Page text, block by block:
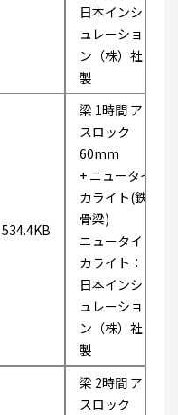
日本インシ
ュレーショ
ン（株）社
製
534.4KB
梁 1時間 ア
スロック
60mm
+ ニュータイ
カライト(鉄
骨梁)
ニュータイ
カライト：
日本インシ
ュレーショ
ン（株）社
製
梁 2時間 ア
スロック